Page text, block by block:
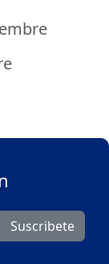
Suscribete